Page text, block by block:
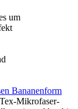
um
Bananenform
Mikrofaser-